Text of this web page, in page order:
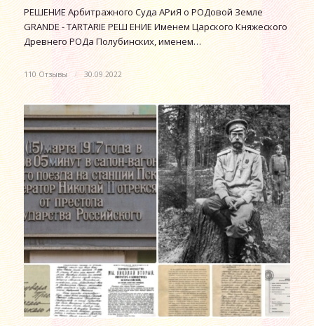
РЕШЕНИЕ Арбитражного Суда АРиЯ о РОДовой Земле
GRANDE - TARTARIE РЕШ ЕНИЕ Именем Царского Княжеского
Древнего РОДа Полубинских, именем…
110 Отзывы / 30.09.2022